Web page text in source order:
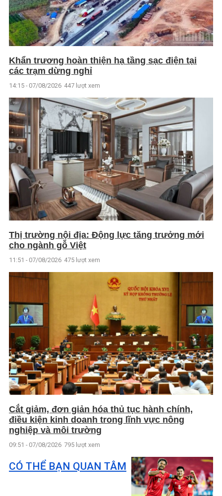
Khẩn trương hoàn thiện hạ tầng sạc điện tại
các trạm dừng nghỉ
14:15 - 07/08/2026 447 lượt xem
Thị trường nội địa: Động lực tăng trưởng mới
cho ngành gỗ Việt
11:51 - 07/08/2026 475 lượt xem
Cắt giảm, đơn giản hóa thủ tục hành chính,
điều kiện kinh doanh trong lĩnh vực nông
nghiệp và môi trường
09:51 - 07/08/2026 795 lượt xem
CÓ THỂ BẠN QUAN TÂM